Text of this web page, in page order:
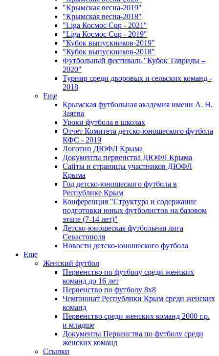
"Крымская весна-2019"
"Крымская весна-2018"
"Liga Космос Cup - 2021"
"Liga Космос Cup - 2019"
"Кубок выпускников-2019"
"Кубок выпускников-2018"
Футбольный фестиваль "Кубок Тавриды –
2020"
Турнир среди дворовых и сельских команд -
2018
Еще
Крымская футбольная академия имени А. Н.
Заяева
Уроки футбола в школах
Отчет Комитета детско-юношеского футбола
КФС - 2019
Логотип ДЮФЛ Крыма
Документы первенства ДЮФЛ Крыма
Сайты и страницы участников ДЮФЛ
Крыма
Год детско-юношеского футбола в
Республике Крым
Конференция "Структура и содержание
подготовки юных футболистов на базовом
этапе (7-14 лет)"
Детско-юношеская футбольная лига
Севастополя
Новости детско-юношеского футбола
Еще
Женский футбол
Первенство по футболу среди женских
команд до 16 лет
Первенство по футболу 8х8
Чемпионат Республики Крым среди женских
команд
Первенство среди женских команд 2000 г.р.
и младше
Документы Первенства по футболу среди
женских команд
Ссылки